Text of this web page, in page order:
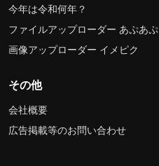
今年は令和何年？
ファイルアップローダー あぷあぷ
画像アップローダー イメピク
その他
会社概要
広告掲載等のお問い合わせ